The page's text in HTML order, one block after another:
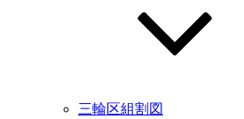
三輪区組割図